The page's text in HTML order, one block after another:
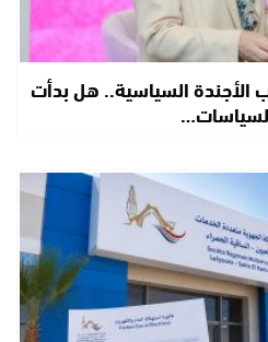
الأجندة السياسية.. هل بدأت